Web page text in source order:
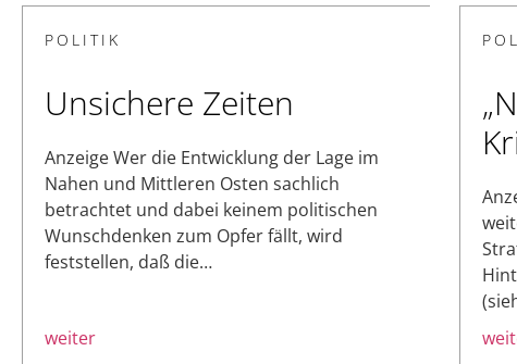
POLITIK
Unsichere Zeiten
Anzeige Wer die Entwicklung der Lage im
Nahen und Mittleren Osten sachlich
betrachtet und dabei keinem politischen
Wunschdenken zum Opfer fällt, wird
feststellen, daß die…
weiter